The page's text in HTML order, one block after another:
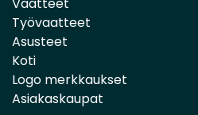
Vaatteet
Työvaatteet
Asusteet
Koti
Logo merkkaukset
Asiakaskaupat